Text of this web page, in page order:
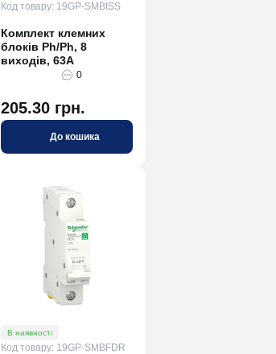
Код товару: 19GP-SMBISS
Комплект клемних
блоків Ph/Ph, 8
виходів, 63А
0
205.30 грн.
До кошика
В наявності
Код товару: 19GP-SMBFDR